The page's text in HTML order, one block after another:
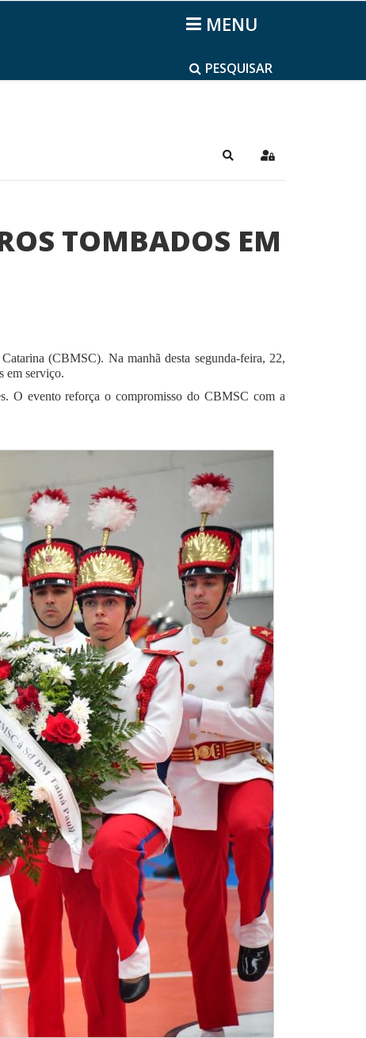
PESQUISAR
MENU
PesquisarSign In
TOMBADOS EM
(CBMSC). Na manhã desta segunda-feira, 22,
em serviço.
O evento reforça o compromisso do CBMSC com a